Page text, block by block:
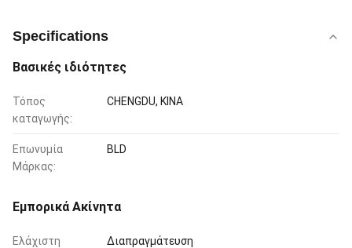
Specifications
Βασικές ιδιότητες
Τόπος
καταγωγής:
CHENGDU, ΚΙΝΑ
Επωνυμία
Μάρκας:
BLD
Εμπορικά Ακίνητα
Ελάχιστη
Διαπραγμάτευση